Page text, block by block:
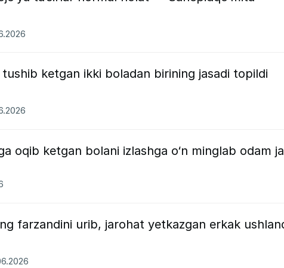
tushib ketgan ikki boladan birining jasadi topildi
oqib ketgan bolani izlashga o‘n minglab odam
farzandini urib, jarohat yetkazgan erkak